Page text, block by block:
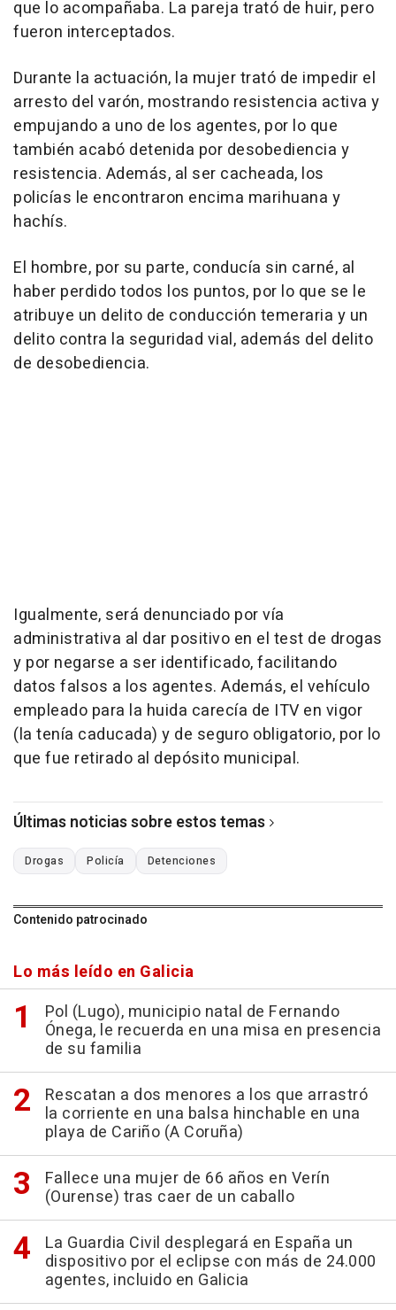
que lo acompañaba. La pareja trató de huir, pero
fueron interceptados.
Durante la actuación, la mujer trató de impedir el
arresto del varón, mostrando resistencia activa y
empujando a uno de los agentes, por lo que
también acabó detenida por desobediencia y
resistencia. Además, al ser cacheada, los
policías le encontraron encima marihuana y
hachís.
El hombre, por su parte, conducía sin carné, al
haber perdido todos los puntos, por lo que se le
atribuye un delito de conducción temeraria y un
delito contra la seguridad vial, además del delito
de desobediencia.
Igualmente, será denunciado por vía
administrativa al dar positivo en el test de drogas
y por negarse a ser identificado, facilitando
datos falsos a los agentes. Además, el vehículo
empleado para la huida carecía de ITV en vigor
(la tenía caducada) y de seguro obligatorio, por lo
que fue retirado al depósito municipal.
Últimas noticias sobre estos temas
Drogas Policía Detenciones
Contenido patrocinado
Lo más leído en Galicia
Pol (Lugo), municipio natal de Fernando
Ónega, le recuerda en una misa en presencia
de su familia
Rescatan a dos menores a los que arrastró
la corriente en una balsa hinchable en una
playa de Cariño (A Coruña)
Fallece una mujer de 66 años en Verín
(Ourense) tras caer de un caballo
La Guardia Civil desplegará en España un
dispositivo por el eclipse con más de 24.000
agentes, incluido en Galicia